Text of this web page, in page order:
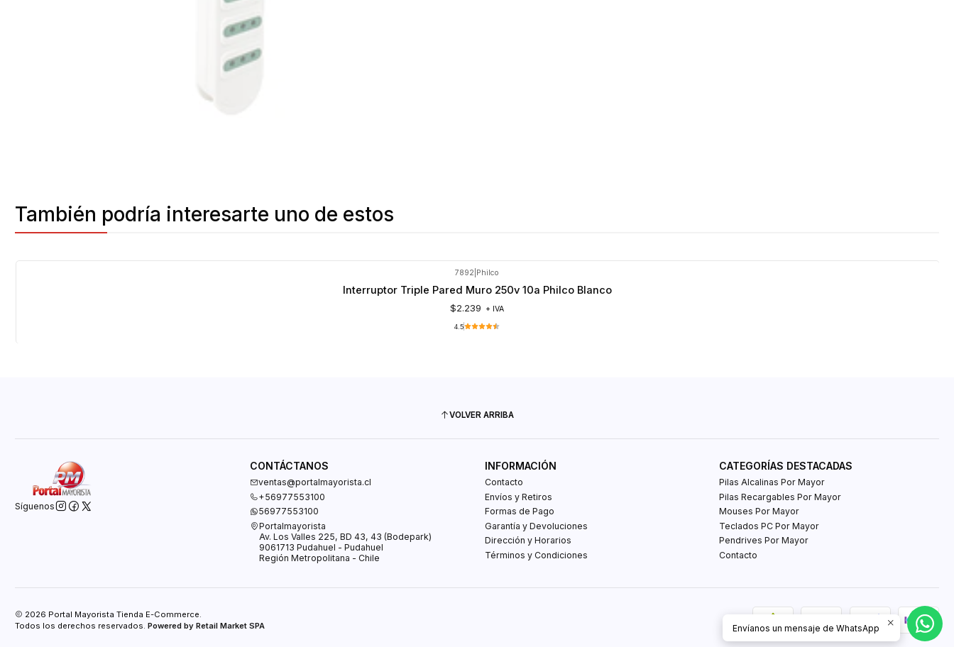
También podría interesarte uno de estos
7892 Philco
Interruptor Triple Pared Muro 250v 10a Philco Blanco
$2.239 + IVA
4.5
VOLVER ARRIBA
Síguenos
CONTÁCTANOS
ventas@portalmayorista.cl
+56977553100
56977553100
Portalmayorista
Av. Los Valles 225, BD 43, 43 (Bodepark)
9061713 Pudahuel - Pudahuel
Región Metropolitana - Chile
INFORMACIÓN
Contacto
Envíos y Retiros
Formas de Pago
Garantía y Devoluciones
Dirección y Horarios
Términos y Condiciones
CATEGORÍAS DESTACADAS
Pilas Alcalinas Por Mayor
Pilas Recargables Por Mayor
Mouses Por Mayor
Teclados PC Por Mayor
Pendrives Por Mayor
Contacto
2026 Portal Mayorista Tienda E-Commerce.
Todos los derechos reservados. Powered by Retail Market SPA Envíanos un mensaje de WhatsApp